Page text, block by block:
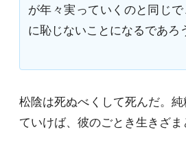
が年々実っていくのと同じ
に恥じないことになるであろ
松陰は死ぬべくして死んだ。
ていけば、彼のごとき生きざま